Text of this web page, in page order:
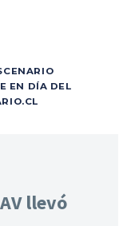
EN DÍA DEL
llevó